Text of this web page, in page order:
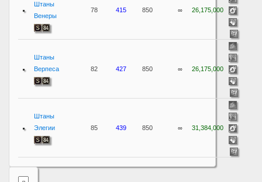
Штаны
Венеры
78 415 850 ∞ 26,175,000
Штаны
Верпеса
82 427 850 ∞ 26,175,000
Штаны
Элегии
85 439 850 ∞ 31,384,000